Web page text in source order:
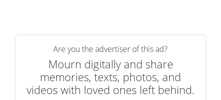
Are you the advertiser of this ad?
Mourn digitally and share
memories, texts, photos, and
videos with loved ones left behind.